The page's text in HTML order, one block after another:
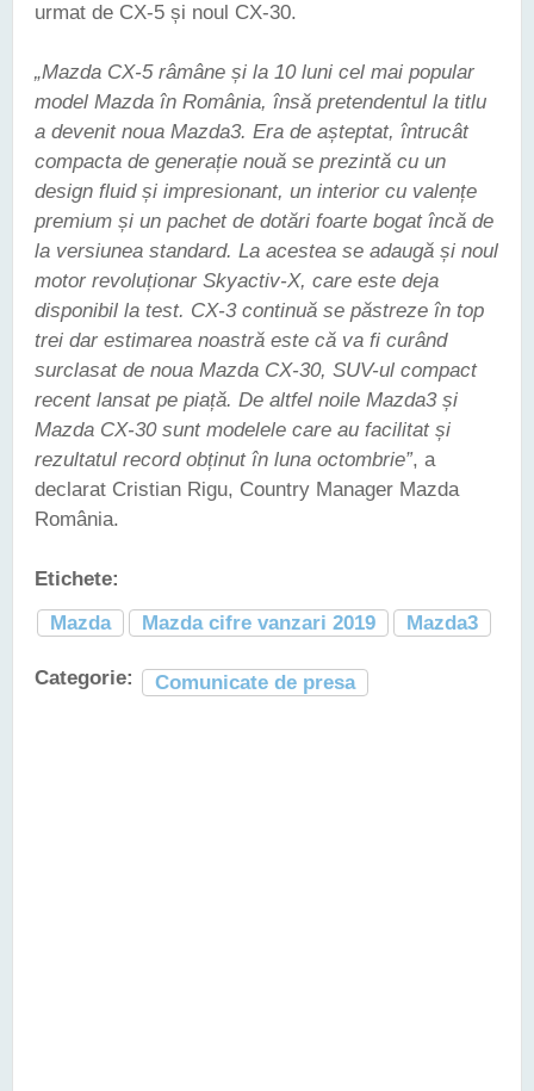
urmat de CX-5 și noul CX-30.
„Mazda CX-5 râmâne și la 10 luni cel mai popular
model Mazda în România, însă pretendentul la titlu
a devenit noua Mazda3. Era de așteptat, întrucât
compacta de generație nouă se prezintă cu un
design fluid și impresionant, un interior cu valențe
premium și un pachet de dotări foarte bogat încă de
la versiunea standard. La acestea se adaugă și noul
motor revoluționar Skyactiv-X, care este deja
disponibil la test. CX-3 continuă se păstreze în top
trei dar estimarea noastră este că va fi curând
surclasat de noua Mazda CX-30, SUV-ul compact
recent lansat pe piață. De altfel noile Mazda3 și
Mazda CX-30 sunt modelele care au facilitat și
rezultatul record obținut în luna octombrie”, a
declarat Cristian Rigu, Country Manager Mazda
România.
Etichete:
Mazda
Mazda cifre vanzari 2019 Mazda3
Categorie: Comunicate de presa